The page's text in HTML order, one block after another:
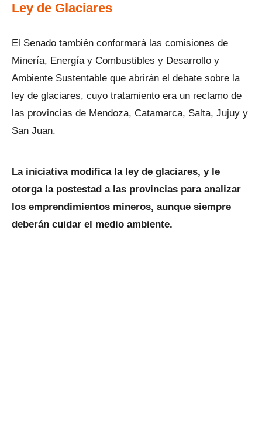
Ley de Glaciares
El Senado también conformará las comisiones de
Minería, Energía y Combustibles y Desarrollo y
Ambiente Sustentable que abrirán el debate sobre la
ley de glaciares, cuyo tratamiento era un reclamo de
las provincias de Mendoza, Catamarca, Salta, Jujuy y
San Juan.
La iniciativa modifica la ley de glaciares, y le
otorga la postestad a las provincias para analizar
los emprendimientos mineros, aunque siempre
deberán cuidar el medio ambiente.